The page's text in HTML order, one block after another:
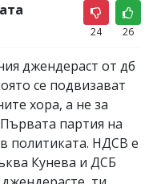
24 26
джендераст от дб
се подвизават
хора, а не за
партия на
политиката. НДСВ е
Кунева и ДСБ